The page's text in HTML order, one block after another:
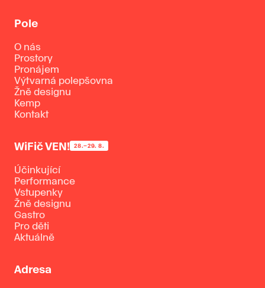
Pole
O nás
Prostory
Pronájem
Výtvarná polepšovna
Žně designu
Kemp
Kontakt
WiFič VEN! 28.–29. 8.
Účinkující
Performance
Vstupenky
Žně designu
Gastro
Pro děti
Aktuálně
Adresa